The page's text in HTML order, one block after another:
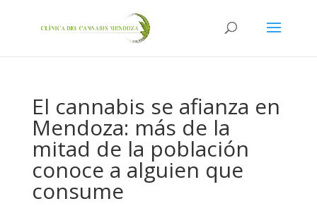
El cannabis se afianza en
Mendoza: más de la
mitad de la población
conoce a alguien que
consume